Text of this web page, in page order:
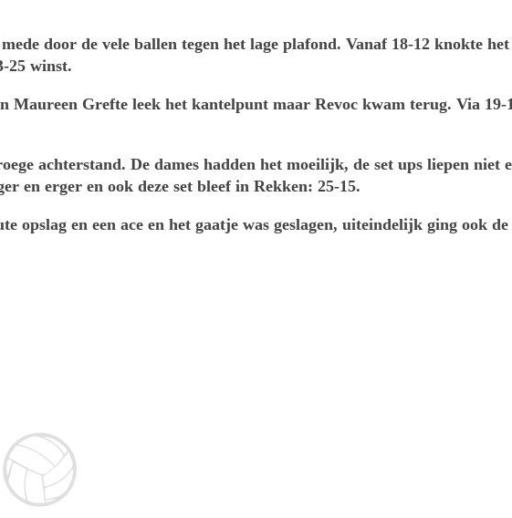
door de vele ballen tegen het lage plafond. Vanaf 18-12 knokte
25 winst.
Maureen Grefte leek het kantelpunt maar Revoc kwam terug. Via 19-
achterstand. De dames hadden het moeilijk, de set ups liepen niet
en erger en ook deze set bleef in Rekken: 25-15.
opslag en een ace en het gaatje was geslagen, uiteindelijk ging ook de